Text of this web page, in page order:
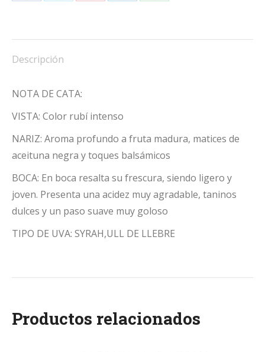
Descripción
NOTA DE CATA:
VISTA: Color rubí intenso
NARIZ: Aroma profundo a fruta madura, matices de
aceituna negra y toques balsámicos
BOCA: En boca resalta su frescura, siendo ligero y
joven. Presenta una acidez muy agradable, taninos
dulces y un paso suave muy goloso
TIPO DE UVA: SYRAH,ULL DE LLEBRE
Productos relacionados